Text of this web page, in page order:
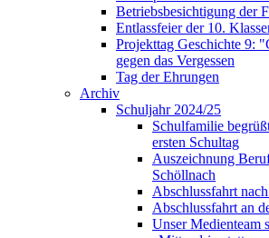
Betriebsbesichtigung der
Entlassfeier der 10.
Projekttag Geschichte 9:
gegen das Vergessen
Tag der Ehrungen
Archiv
Schuljahr 2024/25
Schulfamilie
ersten Schultag
Auszeichnung
Schöllnach
Abschlussfahrt
Abschlussfahrt an
Unser Medienteam